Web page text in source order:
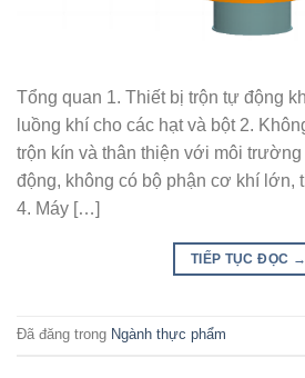
Tổng quan 1. Thiết bị trộn tự động
luồng khí cho các hạt và bột 2.
trộn kín và thân thiện với môi
động, không có bộ phận cơ khí lớn,
4. Máy […]
TIẾP TỤC ĐỌC →
Đã đăng trong Ngành thực phẩm